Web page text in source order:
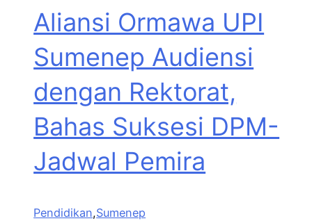
Aliansi Ormawa UPI
Sumenep Audiensi
dengan Rektorat,
Bahas Suksesi DPM-
Jadwal Pemira
Pendidikan,Sumenep